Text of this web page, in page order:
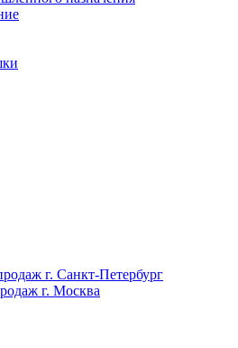
г. Санкт-Петербург
г. Москва